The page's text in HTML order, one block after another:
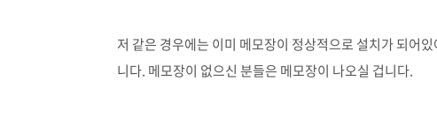
저 같은 경우에는 이미 메모장이 정상적으로 설치가 되어
니다. 메모장이 없으신 분들은 메모장이 나오실 겁니다.